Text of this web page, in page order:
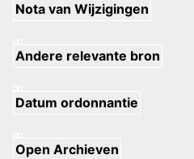
Nota van Wijzigingen
Andere relevante bron
Datum ordonnantie
Open Archieven